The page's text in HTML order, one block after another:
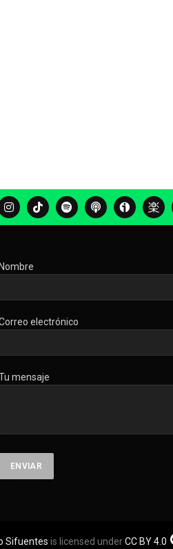
Nombre
electrónico
mensaje
Sifuentes is licensed underCC BY 4.0